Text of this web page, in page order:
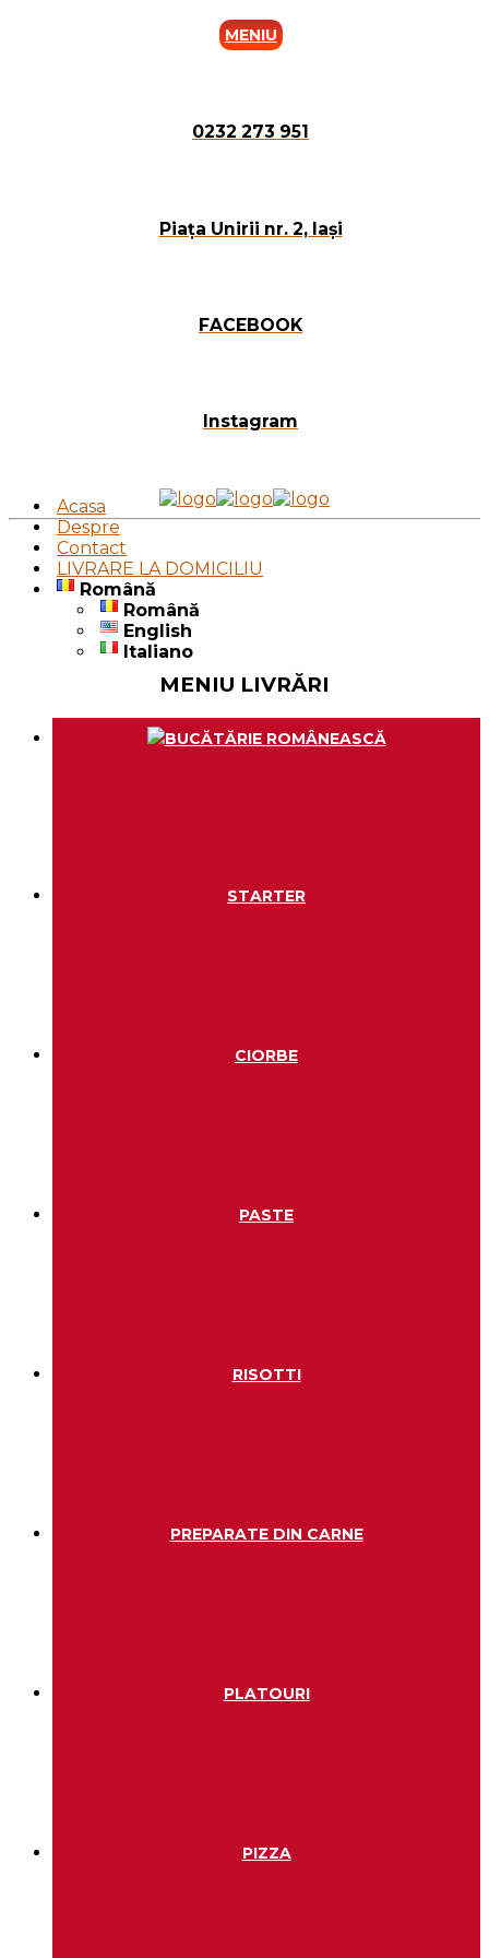
MENIU
0232 273 951
Piața Unirii nr. 2, Iași
FACEBOOK
Instagram
Acasa
Despre
Contact
LIVRARE LA DOMICILIU
Română
Română
English
Italiano
MENIU LIVRĂRI
BUCĂTĂRIE ROMÂNEASCĂ
STARTER
CIORBE
PASTE
RISOTTI
PREPARATE DIN CARNE
PLATOURI
PIZZA